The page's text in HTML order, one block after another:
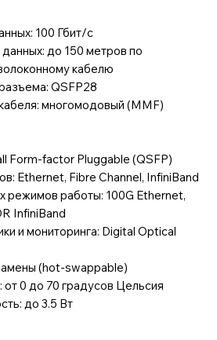
100 Гбит/с
до 150 метров по
кабелю
QSFP28
многомодовый (MMF)
Form-factor Pluggable (QSFP)
Ethernet, Fibre Channel, InfiniBand
режимов работы: 100G Ethernet,
InfiniBand
и мониторинга: Digital Optical
(hot-swappable)
0 до 70 градусов Цельсия
до 3.5 Вт